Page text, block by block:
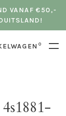
VANAF €50,-
0